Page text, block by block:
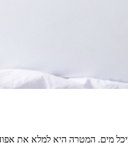
מים. המטרה היא למלא את